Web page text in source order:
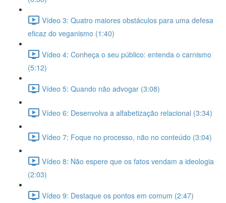
Vídeo 3: Quatro maiores obstáculos para uma defesa
eficaz do veganismo (1:40)
Vídeo 4: Conheça o seu público: entenda o carnismo
(5:12)
Vídeo 5: Quando não advogar (3:08)
Vídeo 6: Desenvolva a alfabetização relacional (3:34)
Vídeo 7: Foque no processo, não no conteúdo (3:04)
Vídeo 8: Não espere que os fatos vendam a ideologia
(2:03)
Vídeo 9: Destaque os pontos em comum (2:47)